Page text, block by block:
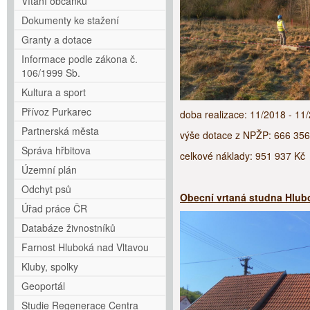
Dokumenty ke stažení
Granty a dotace
Informace podle zákona č.
106/1999 Sb.
Kultura a sport
Přívoz Purkarec
Partnerská města
Správa hřbitova
Územní plán
Odchyt psů
Úřad práce ČR
Databáze živnostníků
Farnost Hluboká nad Vltavou
Kluby, spolky
Geoportál
Studie Regenerace Centra
doba realizace: 11/2018 -
výše dotace z NPŽP: 666
celkové náklady: 951 937 Kč
Obecní vrtaná studna